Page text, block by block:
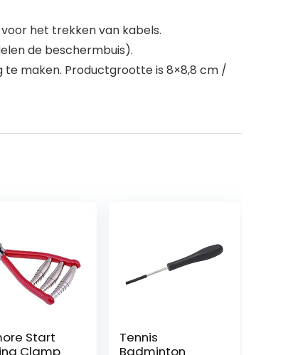
het trekken van kabels.
de beschermbuis).
te maken. Productgrootte is 8×8,8 cm /
Start
Clamp
Tennis
Badminton